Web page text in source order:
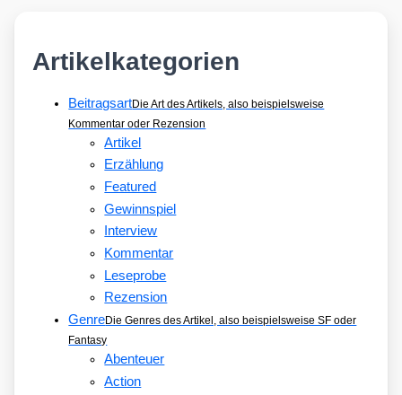
Artikelkategorien
BeitragsartDie Art des Artikels, also beispielsweise
Kommentar oder Rezension
Artikel
Erzählung
Featured
Gewinnspiel
Interview
Kommentar
Leseprobe
Rezension
GenreDie Genres des Artikel, also beispielsweise SF oder
Fantasy
Abenteuer
Action